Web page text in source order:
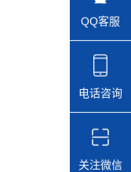
QQ客服
电话咨询
关注微信